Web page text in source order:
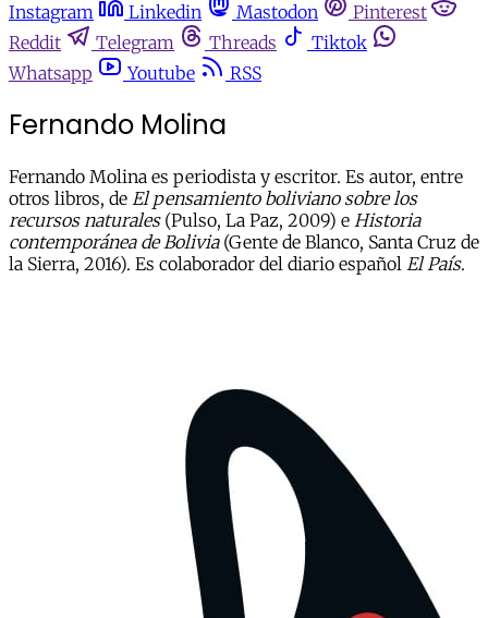
Instagram
Linkedin Mastodon
Pinterest
Reddit
Telegram Threads
Tiktok
Whatsapp
Youtube RSS
Fernando Molina
Fernando Molina es periodista y escritor. Es autor, entre
otros libros, de El pensamiento boliviano sobre los
recursos naturales(Pulso, La Paz, 2009) e Historia
contemporánea de Bolivia(Gente de Blanco, Santa Cruz de
la Sierra, 2016). Es colaborador del diario español El País.